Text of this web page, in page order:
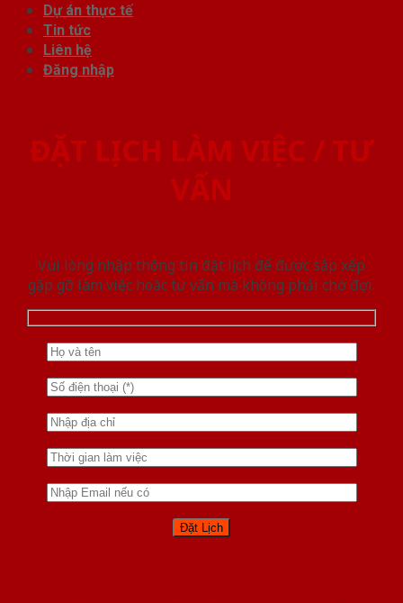
Dự án thực tế
Tin tức
Liên hệ
Đăng nhập
ĐẶT LỊCH LÀM VIỆC / TƯ
VẤN
Vui lòng nhập thông tin đặt lịch để được sắp xếp
gặp gỡ làm việc hoăc tư vấn mà không phải chờ đợi.